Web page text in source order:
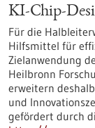
KI-Chip-
Für die
Hilfsmittel für
Zielanwendung
Heilbronn
erweitern
und
gefördert durch